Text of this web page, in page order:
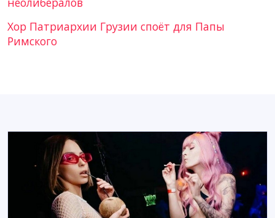
Хор Патриархии Грузии споёт для Папы
Римского